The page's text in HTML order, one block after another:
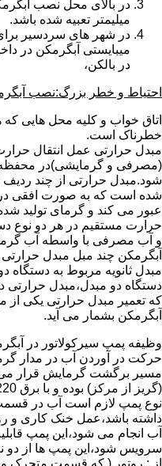
میلیمتر تعبیه شده باشد.
در شهر های سردسیر
میبایستی آبگرمکن در
در بالکن،
احتیاط و خطر بزرگ:نصب
اتاق خواب و کلیه محل هایی که
خطرناک است.
مبدل حرارتی عمل انتقال
(مصرفی و گرمایشی)در محفظه
شود.مبدل حرارتی از چند
شده است که به صورت افقی در
عبور می کند و گرمای تولید
حرارت مستقیم در هر دو نوع
و آب مصرفی با واسطه آب
آبگرمکن چند مبل مبدل حرارتی
مبدل ثانویه مربوط به
دستگاه دو مبدل،مبدل
که تعمیر مبدل حرارتی یکی از
آبگرمکن بشمار می آید.
وظیفه پمپ سیرکولاتور در
حرکت در آوردن آب در مدار
مسیر برگشت گرمایش قرار می
نوع پمپ لازم است آب در
داشته باشد،عمل خنک کاری و
آب انجام می شود،این پمپ
سرویس شود،این پمپ ها از دو